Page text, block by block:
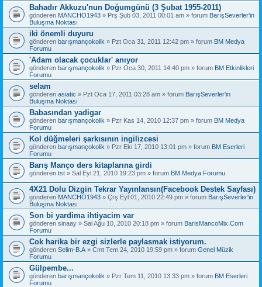
Bahadır Akkuzu'nun Doğumgünü (3 Şubat 1955-2011)
gönderen MANCHO1943 » Prş Şub 03, 2011 00:01 am » forum BarışSeverler'in
Buluşma Noktası
iki önemli duyuru
gönderen barışmançokolik » Pzt Oca 31, 2011 12:42 pm » forum BM Medya
Forumu
'Adam olacak çocuklar' anıyor
gönderen barışmançokolik » Pzr Oca 30, 2011 14:40 pm » forum BM Etkinlikleri
Forumu
selam
gönderen asiatic » Pzt Oca 17, 2011 03:28 am » forum BarışSeverler'in
Buluşma Noktası
Babasından yadigar
gönderen barışmançokolik » Pzr Kas 14, 2010 12:37 pm » forum BM Medya
Forumu
Kol düğmeleri şarkısının ingilizcesi
gönderen barışmançokolik » Pzr Eki 17, 2010 13:01 pm » forum BM Eserleri
Forumu
Barış Manço ders kitaplarına girdi
gönderen tst » Sal Eyl 21, 2010 19:23 pm » forum BM Medya Forumu
4X21 Dolu Dizgin Tekrar Yayınlansın(Facebook Destek Sayfası)
gönderen MANCHO1943 » Çrş Eyl 01, 2010 22:49 pm » forum BarışSeverler'in
Buluşma Noktası
Son bi yardima ihtiyacim var
gönderen sinaay » Sal Ağu 10, 2010 20:18 pm » forum BarisMancoMix.Com
Forumu
Cok harika bir ezgi sizlerle paylasmak istiyorum.
gönderen Selim-B.A » Cmt Tem 24, 2010 19:59 pm » forum Genel Müzik
Forumu
Gülpembe...
gönderen barışmançokolik » Pzr Tem 11, 2010 13:33 pm » forum BM Eserleri
Forumu